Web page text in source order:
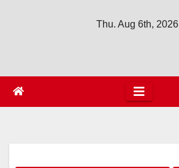
Thu. Aug 6th, 2026